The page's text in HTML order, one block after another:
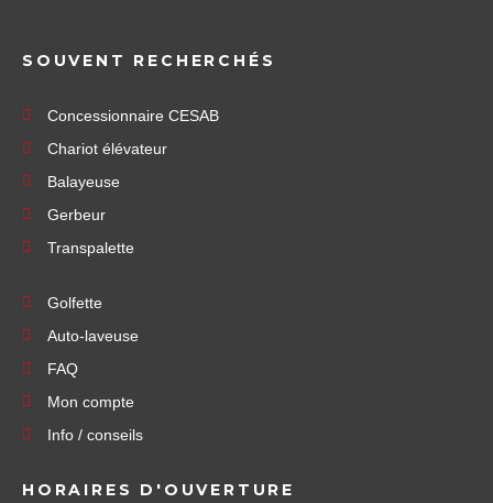
SOUVENT RECHERCHÉS
Concessionnaire CESAB
Chariot élévateur
Balayeuse
Gerbeur
Transpalette
Golfette
Auto-laveuse
FAQ
Mon compte
Info / conseils
HORAIRES D'OUVERTURE